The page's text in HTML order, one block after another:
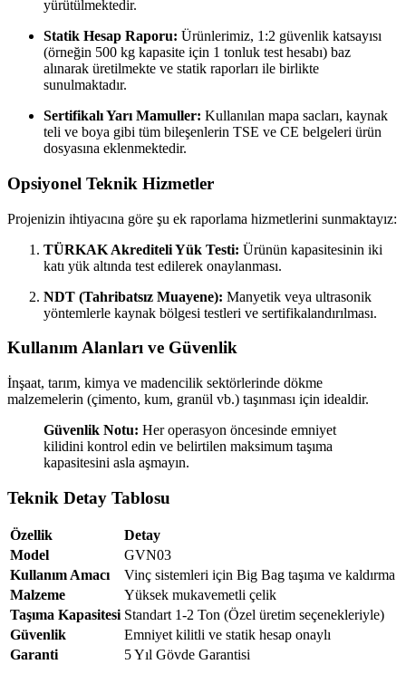
yürütülmektedir.
Statik Hesap Raporu: Ürünlerimiz, 1:2 güvenlik katsayısı
(örneğin 500 kg kapasite için 1 tonluk test hesabı) baz
alınarak üretilmekte ve statik raporları ile birlikte
sunulmaktadır.
Sertifikalı Yarı Mamuller: Kullanılan mapa sacları, kaynak
teli ve boya gibi tüm bileşenlerin TSE ve CE belgeleri ürün
dosyasına eklenmektedir.
Opsiyonel Teknik Hizmetler
Projenizin ihtiyacına göre şu ek raporlama hizmetlerini sunmaktayız:
TÜRKAK Akrediteli Yük Testi: Ürünün kapasitesinin iki
katı yük altında test edilerek onaylanması.
NDT (Tahribatsız Muayene): Manyetik veya ultrasonik
yöntemlerle kaynak bölgesi testleri ve sertifikalandırılması.
Kullanım Alanları ve Güvenlik
İnşaat, tarım, kimya ve madencilik sektörlerinde dökme
malzemelerin (çimento, kum, granül vb.) taşınması için idealdir.
Güvenlik Notu: Her operasyon öncesinde emniyet
kilidini kontrol edin ve belirtilen maksimum taşıma
kapasitesini asla aşmayın.
Teknik Detay Tablosu
Özellik
Detay
Model
GVN03
Kullanım Amacı
Vinç sistemleri için Big Bag taşıma ve kaldırma
Malzeme
Yüksek mukavemetli çelik
Taşıma Kapasitesi Standart 1-2 Ton (Özel üretim seçenekleriyle)
Güvenlik
Emniyet kilitli ve statik hesap onaylı
Garanti
5 Yıl Gövde Garantisi